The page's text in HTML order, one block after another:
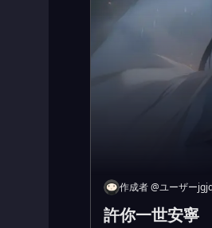
作成者@ユーザー
許你一世安寧